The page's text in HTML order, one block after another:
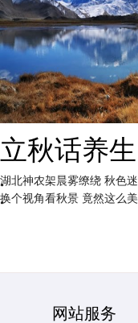
立秋话养
湖北神农架晨雾缭绕 秋色迷
换个视角看秋景 竟然这么美
网站服务